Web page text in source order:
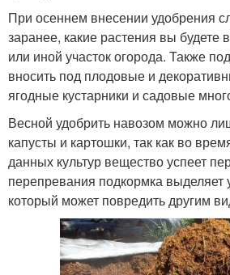
При осеннем внесении удобрения
заранее, какие растения вы будете
или иной участок огорода. Также
вносить под плодовые и
ягодные кустарники и садовые
Весной удобрить навозом можно
капусты и картошки, так как во
данных культур вещество успеет
перепревания подкормка выделяет
который может повредить другим